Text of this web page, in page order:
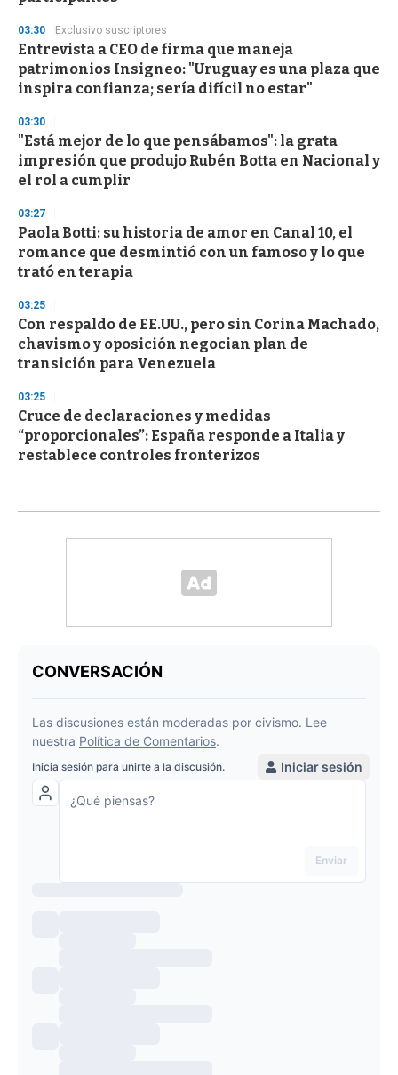
03:30 Exclusivo suscriptores
Entrevista a CEO de firma que maneja
patrimonios Insigneo: "Uruguay es una plaza que
inspira confianza; sería difícil no estar"
03:30
"Está mejor de lo que pensábamos": la grata
impresión que produjo Rubén Botta en Nacional y
el rol a cumplir
03:27
Paola Botti: su historia de amor en Canal 10, el
romance que desmintió con un famoso y lo que
trató en terapia
03:25
Con respaldo de EE.UU., pero sin Corina Machado,
chavismo y oposición negocian plan de
transición para Venezuela
03:25
Cruce de declaraciones y medidas
“proporcionales”: España responde a Italia y
restablece controles fronterizos